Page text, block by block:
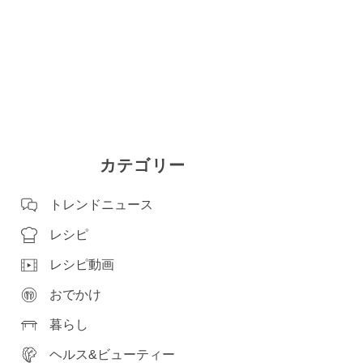
カテゴリー
トレンドニュース
レシピ
レシピ動画
おでかけ
暮らし
ヘルス&ビューティー